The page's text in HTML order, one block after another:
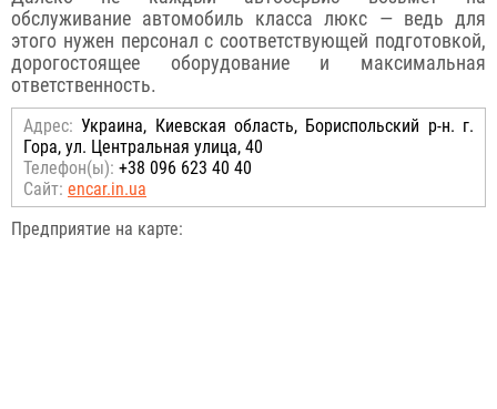
обслуживание автомобиль класса люкс — ведь для
этого нужен персонал с соответствующей подготовкой,
дорогостоящее оборудование и максимальная
ответственность.
Адрес: Украина, Киевская область, Бориспольский р-н. г.
Гора, ул. Центральная улица, 40
Телефон(ы): +38 096 623 40 40
Сайт: encar.in.ua
Предприятие на карте: